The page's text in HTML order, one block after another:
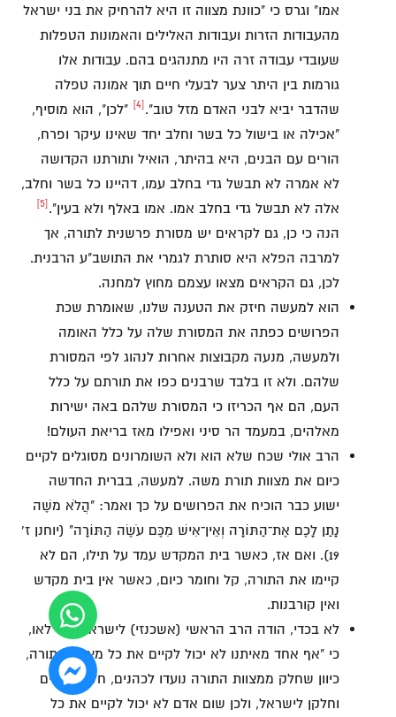
אמו" וגרס כי "כוונת מצווה זו היא להרחיק את בני ישראל
מהעבודות הזרות ועבודות האלילים והאמונות הטפלות
שעובדי עבודה זרה היו מתנהגים בהם. עבודות אלו
גורמות בין היתר צער לבעלי חיים תוך אמונה טפלה
שהדבר יביא לבני האדם מזל טוב". [4]
"לכן", הוא מוסיף,
"אכילה או בישול כל בשר וחלב יחד שאינו עיקר ופרח,
הורים עם הבנים, היא בהיתר, הואיל ותורתנו הקדושה
לא אמרה לא תבשל גדי בחלב עמו, דהיינו כל בשר וחלב,
אלה לא תבשל גדי בחלב אמו. אמו באלף ולא בעין". [5]
הנה כי כן, גם לקראים יש מסורת פרשנית לתורה, אך
למרבה הפלא היא סותרת לגמרי את התושב"ע הרבנית.
לכן, גם הקראים מצאו עצמם מחוץ למחנה.
הוא למעשה חיזק את הטענה שלנו, שאומרת שכת
הפרושים כפתה את המסורת שלה על כלל האומה
ולמעשה, מנעה מקבוצות אחרות לנהוג לפי המסורת
שלהם. ולא זו בלבד שרבנים כפו את תורתם על כלל
העם, הם אף הכריזו כי המסורת שלהם באה ישירות
מאלהים, במעמד הר סיני ואפילו מאז בריאת העולם!
הרב אולי שכח שלא הוא ולא השומרונים מסוגלים לקיים
כיום את מצוות תורת משה. למעשה, בברית החדשה
ישוע כבר הוכיח את הפרושים על כך ואמר: "הֲלֹא משֶׁה
נָתַן לָכֶם אֶת־הַתּוֹרָה וְאֵין־אִישׁ מִכֶּם עֹשֶׂה הַתּוֹרָה" (יוחנן ז'
19). ואם אז, כאשר בית המקדש עמד על תילו, הם לא
קיימו את התורה, קל וחומר כיום, כאשר אין בית מקדש
ואין קורבנות.
לא בכדי, הודה הרב הראשי (אשכנזי) לישראל, דוד לאו,
כי "אף אחד מאיתנו לא יכול לקיים את כל מצוות התורה,
כיוון שחלק ממצוות התורה נועדו לכהנים, חלקן ללויים
וחלקן לישראל, ולכן שום אדם לא יכול לקיים את כל